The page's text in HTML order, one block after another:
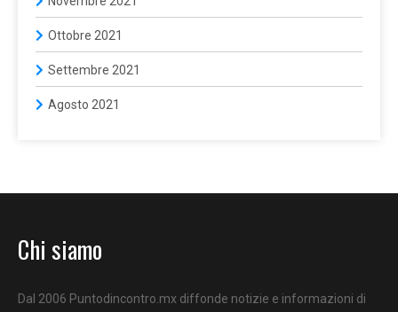
Ottobre 2021
Settembre 2021
Agosto 2021
Chi siamo
Dal 2006 Puntodincontro.mx diffonde notizie e informazioni di